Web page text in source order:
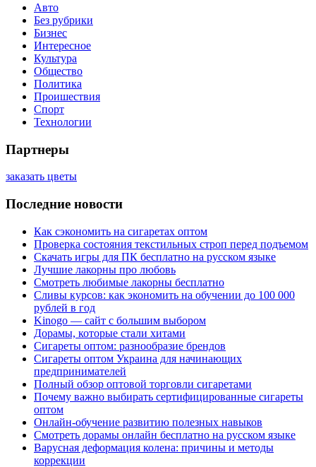
Авто
Без рубрики
Бизнес
Интересное
Культура
Общество
Политика
Проишествия
Спорт
Технологии
Партнеры
заказать цветы
Последние новости
Как сэкономить на сигаретах оптом
Проверка состояния текстильных строп перед подъемом
Скачать игры для ПК бесплатно на русском языке
Лучшие лакорны про любовь
Смотреть любимые лакорны бесплатно
Сливы курсов: как экономить на обучении до 100 000
рублей в год
Kinogo — сайт с большим выбором
Дорамы, которые стали хитами
Сигареты оптом: разнообразие брендов
Сигареты оптом Украина для начинающих
предпринимателей
Полный обзор оптовой торговли сигаретами
Почему важно выбирать сертифицированные сигареты
оптом
Онлайн-обучение развитию полезных навыков
Смотреть дорамы онлайн бесплатно на русском языке
Варусная деформация колена: причины и методы
коррекции